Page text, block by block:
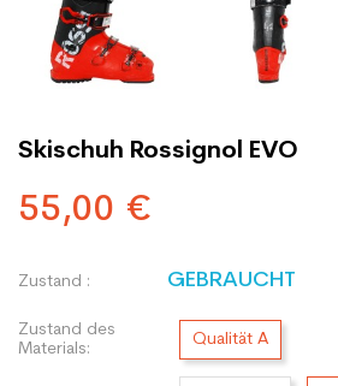
Skischuh Rossignol EVO
55,00 €
Zustand : GEBRAUCHT
Zustand des
Materials:
Qualität A